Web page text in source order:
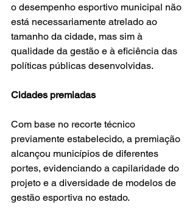
o desempenho esportivo municipal não
está necessariamente atrelado ao
tamanho da cidade, mas sim à
qualidade da gestão e à eficiência das
políticas públicas desenvolvidas.
Cidades premiadas
Com base no recorte técnico
previamente estabelecido, a premiação
alcançou municípios de diferentes
portes, evidenciando a capilaridade do
projeto e a diversidade de modelos de
gestão esportiva no estado.